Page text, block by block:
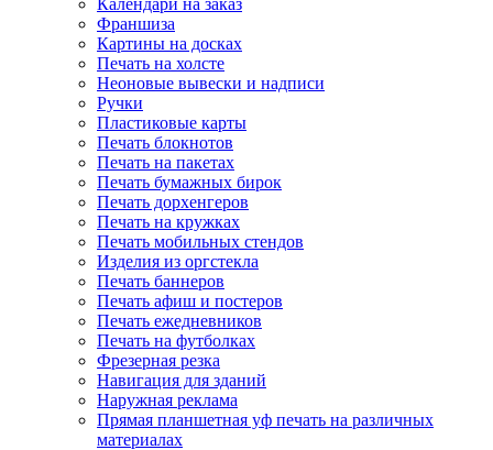
Календари на заказ
Франшиза
Картины на досках
Печать на холсте
Неоновые вывески и надписи
Ручки
Пластиковые карты
Печать блокнотов
Печать на пакетах
Печать бумажных бирок
Печать дорхенгеров
Печать на кружках
Печать мобильных стендов
Изделия из оргстекла
Печать баннеров
Печать афиш и постеров
Печать ежедневников
Печать на футболках
Фрезерная резка
Навигация для зданий
Наружная реклама
Прямая планшетная уф печать на различных
материалах